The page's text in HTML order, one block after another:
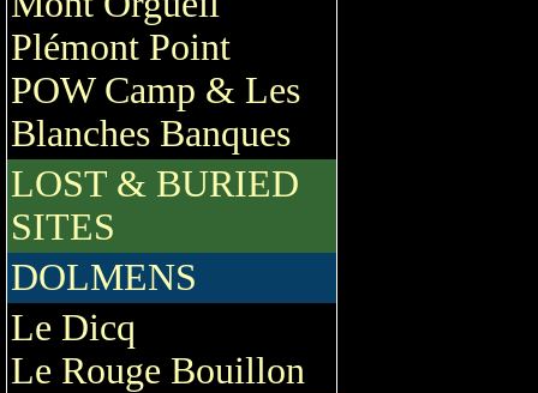
Plémont Point
POW Camp & Les
Blanches Banques
LOST & BURIED
SITES
DOLMENS
Le Dicq
Le Rouge Bouillon